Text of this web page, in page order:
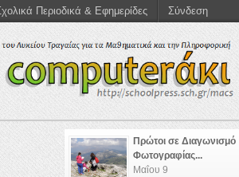
Πρώτοι σε Διαγωνισμό
Φωτογραφίας...
Μαΐου 9
Περιοδικά & Εφημερίδες Σύνδεση